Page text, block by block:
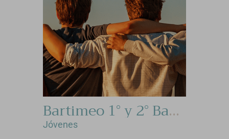
Bartimeo 1° y 2° Bachillerato
Jóvenes